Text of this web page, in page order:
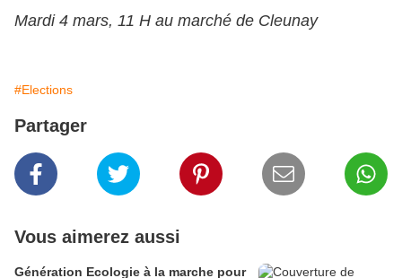
Mardi 4 mars, 11 H au marché de Cleunay
#Elections
Partager
Vous aimerez aussi
Génération Ecologie à la marche pour